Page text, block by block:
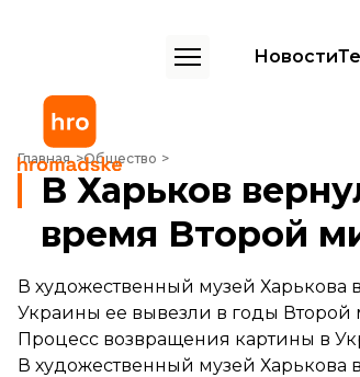
Новости
Главная Общество
В Харьков вернули картину, утраченную во
В Харьков
время Второй
В художественный музей Харькова
Украины ее вывезли в годы
Процесс возвращения картины в
В художественный музей Харькова